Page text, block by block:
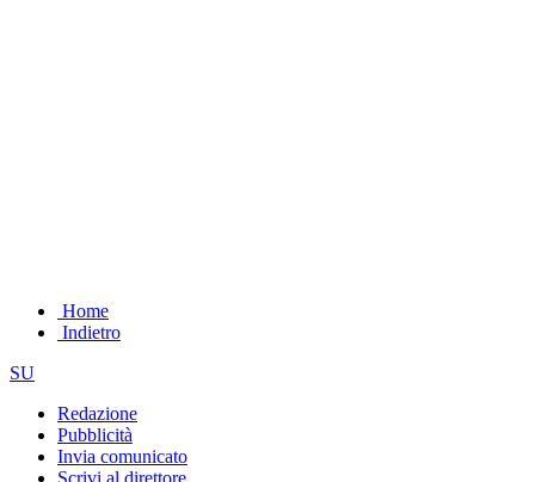
Home
Indietro
SU
Redazione
Pubblicità
Invia comunicato